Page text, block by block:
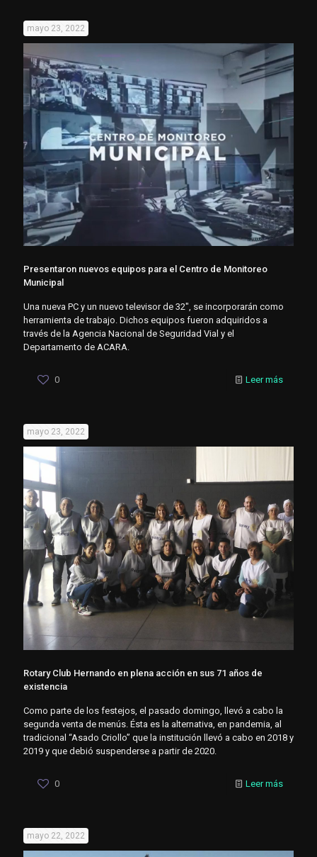
mayo 23, 2022
Presentaron nuevos equipos para el Centro de Monitoreo
Municipal
Una nueva PC y un nuevo televisor de 32″, se incorporarán como
herramienta de trabajo. Dichos equipos fueron adquiridos a
través de la Agencia Nacional de Seguridad Vial y el
Departamento de ACARA.
0 Leer más
mayo 23, 2022
Rotary Club Hernando en plena acción en sus 71 años de
existencia
Como parte de los festejos, el pasado domingo, llevó a cabo la
segunda venta de menús. Ésta es la alternativa, en pandemia, al
tradicional “Asado Criollo” que la institución llevó a cabo en 2018 y
2019 y que debió suspenderse a partir de 2020.
0 Leer más
mayo 22, 2022